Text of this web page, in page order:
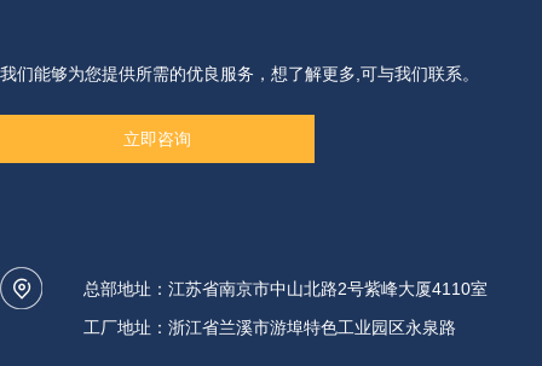
我们能够为您提供所需的优良服务，想了解更多,可与我们联系。
立即咨询
总部地址：江苏省南京市中山北路2号紫峰大厦4110室
工厂地址：浙江省兰溪市游埠特色工业园区永泉路